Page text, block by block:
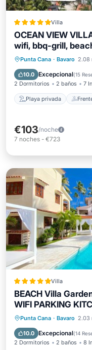
Villa
OCEAN VIEW
wifi, bbq-grill,
Punta Cana · Bavaro 2.08
10.0 Excepcional(15
2 Dormitorios 2 baños 7
Playa privada
Playa privada
Bañera de
€103/noche
7 noches - €723
Villa
BEACH Villa
WIFI PARKING
Punta Cana · Bavaro 2.03
10.0 Excepcional(14
2 Dormitorios 2 baños 8
Playa privada
Bañera de